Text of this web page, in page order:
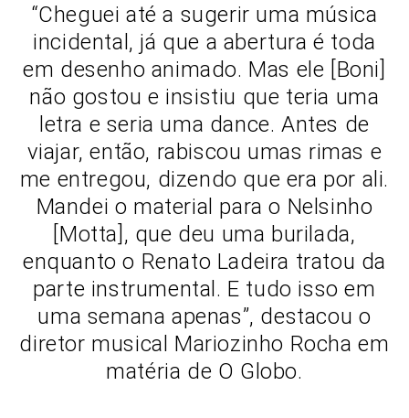
“Cheguei até a sugerir uma música
incidental, já que a abertura é toda
em desenho animado. Mas ele [Boni]
não gostou e insistiu que teria uma
letra e seria uma dance. Antes de
viajar, então, rabiscou umas rimas e
me entregou, dizendo que era por ali.
Mandei o material para o Nelsinho
[Motta], que deu uma burilada,
enquanto o Renato Ladeira tratou da
parte instrumental. E tudo isso em
uma semana apenas”, destacou o
diretor musical Mariozinho Rocha em
matéria de O Globo.